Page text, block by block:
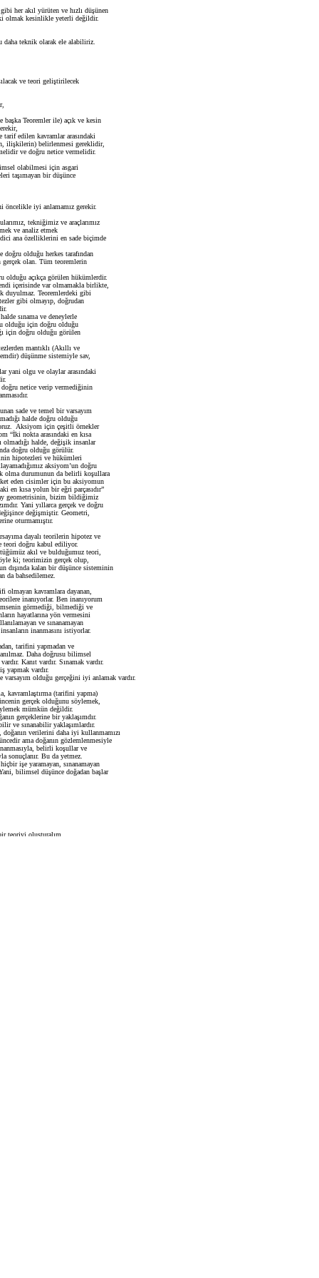
her akıl yürüten ve hızlı düşünen
olmak kesinlikle yeterli değildir.
teknik olarak ele alabiliriz.
ve teori geliştirilecek
Teoremler ile) açık ve kesin
edilen kavramlar arasındaki
ilişkilerin) belirlenmesi gereklidir,
ve doğru netice vermelidir.
olabilmesi için asgari
taşımayan bir düşünce
öncelikle iyi anlamamız gerekir.
tekniğimiz ve araçlarımız
ve analiz etmek
ana özelliklerini en sade biçimde
olduğu herkes tarafından
gerçek olan. Tüm teoremlerin
olduğu açıkça görülen hükümlerdir.
içerisinde var olmamakla birlikte,
duyulmaz. Teoremlerdeki gibi
gibi olmayıp, doğrudan
sınama ve deneylerle
olduğu için doğru olduğu
için doğru olduğu görülen
mantıklı (Akıllı ve
düşünme sistemiyle sav,
yani olgu ve olaylar arasındaki
doğru netice verip vermediğinin
sade ve temel bir varsayım
halde doğru olduğu
Aksiyom için çeşitli örnekler
“İki nokta arasındaki en kısa
olmadığı halde, değişik insanlar
doğru olduğu görülür.
hipotezleri ve hükümleri
aksiyom’un doğru
olma durumunun da belirli koşullara
eden cisimler için bu aksiyomun
en kısa yolun bir eğri parçasıdır”
geometrisinin, bizim bildiğimiz
Yani yıllarca gerçek ve doğru
değişmiştir. Geometri,
oturmamıştır.
dayalı teorilerin hipotez ve
teori doğru kabul ediliyor.
akıl ve bulduğumuz teori,
ki; teorimizin gerçek olup,
dışında kalan bir düşünce sisteminin
da bahsedilemez.
olmayan kavramlara dayanan,
inanıyorlar. Ben inanıyorum
görmediği, bilmediği ve
hayatlarına yön vermesini
ve sınanamayan
inanmasını istiyorlar.
tarifini yapmadan ve
Daha doğrusu bilimsel
Kanıt vardır. Sınamak vardır.
yapmak vardır.
olduğu gerçeğini iyi anlamak vardır.
kavramlaştırma (tarifini yapma)
gerçek olduğunu söylemek,
mümkün değildir.
gerçeklerine bir yaklaşımdır.
ve sınanabilir yaklaşımlardır.
verilerini daha iyi kullanmamızı
ama doğanın gözlemlenmesiyle
belirli koşullar ve
sonuçlanır. Bu da yetmez.
işe yaramayan, sınanamayan
bilimsel düşünce doğadan başlar
teoriyi oluşturalım.